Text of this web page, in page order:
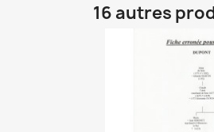
16 autres